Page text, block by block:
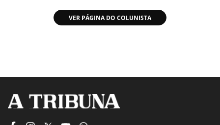
VER PÁGINA DO COLUNISTA